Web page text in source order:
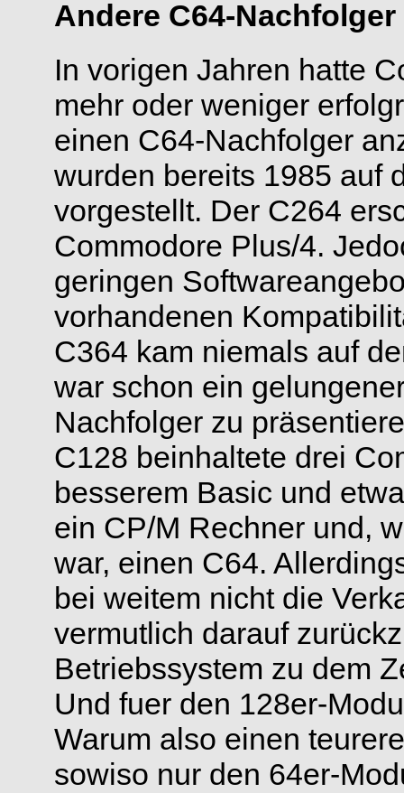
Andere C64-Nachfolger
In vorigen Jahren hatte
mehr oder weniger
einen C64-Nachfolger
wurden bereits 1985 auf
vorgestellt. Der C264
Commodore Plus/4.
geringen
vorhandenen
C364 kam niemals auf
war schon ein
Nachfolger zu
C128 beinhaltete drei
besserem Basic und
ein CP/M Rechner und,
war, einen C64.
bei weitem nicht die
vermutlich darauf
Betriebssystem zu dem
Und fuer den 128er-
Warum also einen
sowiso nur den 64er-